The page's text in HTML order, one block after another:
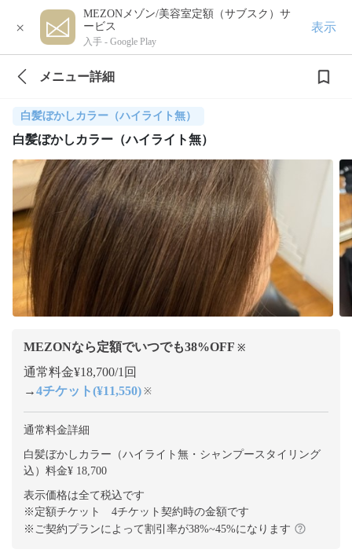
×
MEZONメゾン/美容室定額（サブスク）サ
ービス
入手 - Google Play
表示
メニュー詳細
白髪ぼかしカラー（ハイライト無）
白髪ぼかしカラー（ハイライト無）
MEZONなら定額でいつでも38%OFF ※
通常料金¥18,700/1回
→4チケット(¥11,550) ※
通常料金詳細
白髪ぼかしカラー（ハイライト無・シャンプースタイリング
込）料金¥ 18,700
表示価格は全て税込です
※定額チケット 4チケット契約時の金額です
※ご契約プランによって割引率が38%~45%になります